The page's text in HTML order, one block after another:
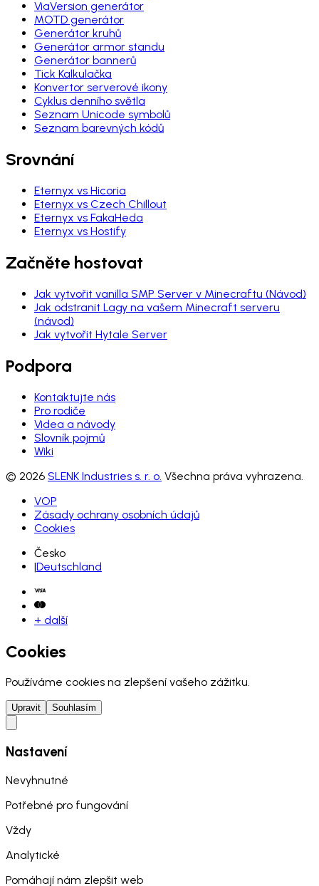
ViaVersion generátor
MOTD generátor
Generátor kruhů
Generátor armor standu
Generátor bannerů
Tick Kalkulačka
Konvertor serverové ikony
Cyklus denního světla
Seznam Unicode symbolů
Seznam barevných kódů
Srovnání
Eternyx vs Hicoria
Eternyx vs Czech Chillout
Eternyx vs FakaHeda
Eternyx vs Hostify
Začněte hostovat
Jak vytvořit vanilla SMP Server v Minecraftu (Návod)
Jak odstranit Lagy na vašem Minecraft serveru
(návod)
Jak vytvořit Hytale Server
Podpora
Kontaktujte nás
Pro rodiče
Videa a návody
Slovník pojmů
Wiki
© 2026 SLENK Industries s. r. o. Všechna práva vyhrazena.
VOP
Zásady ochrany osobních údajů
Cookies
Česko
|Deutschland
+ další
Cookies
Používáme cookies na zlepšení vašeho zážitku.
Upravit Souhlasím
Nastavení
Nevyhnutné
Potřebné pro fungování
Vždy
Analytické
Pomáhají nám zlepšit web